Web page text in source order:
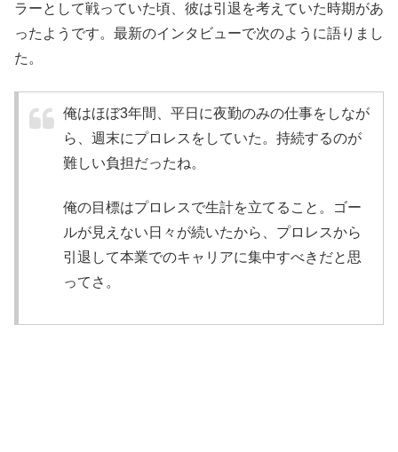
ラーとして戦っていた頃、彼は引退を考えていた時期があ
ったようです。最新のインタビューで次のように語りまし
た。
俺はほぼ3年間、平日に夜勤のみの仕事をしなが
ら、週末にプロレスをしていた。持続するのが
難しい負担だったね。
俺の目標はプロレスで生計を立てること。ゴー
ルが見えない日々が続いたから、プロレスから
引退して本業でのキャリアに集中すべきだと思
ってさ。